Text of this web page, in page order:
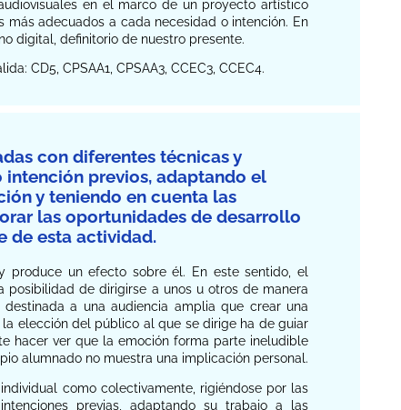
en el marco de un proyecto artístico
adecuados a cada necesidad o intención. En
digital, definitorio de nuestro presente.
CD5, CPSAA1, CPSAA3, CCEC3, CCEC4.
con diferentes técnicas y
previos, adaptando el
y teniendo en cuenta las
las oportunidades de desarrollo
de esta actividad.
un efecto sobre él. En este sentido, el
posibilidad de dirigirse a unos u otros de manera
a una audiencia amplia que crear una
elección del público al que se dirige ha de guiar
hacer ver que la emoción forma parte ineludible
alumnado no muestra una implicación personal.
como colectivamente, rigiéndose por las
previas, adaptando su trabajo a las